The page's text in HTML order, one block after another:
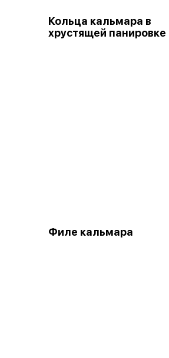
Кольца кальмара в
хрустящей панировке
Филе кальмара